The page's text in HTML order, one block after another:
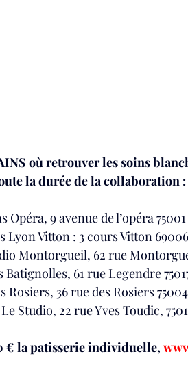
où retrouver les soins
la durée de la collaboration :
Opéra, 9 avenue de l’opéra
Lyon Vitton : 3 cours Vitton
Montorgueil, 62 rue
Batignolles, 61 rue Legendre
Rosiers, 36 rue des Rosiers
Studio, 22 rue Yves Toudic,
€ la patisserie individuelle,